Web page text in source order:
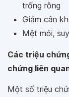
trống rỗng
Giảm cân
Mệt mỏi,
Các triệu
chứng liên
Một số triệu